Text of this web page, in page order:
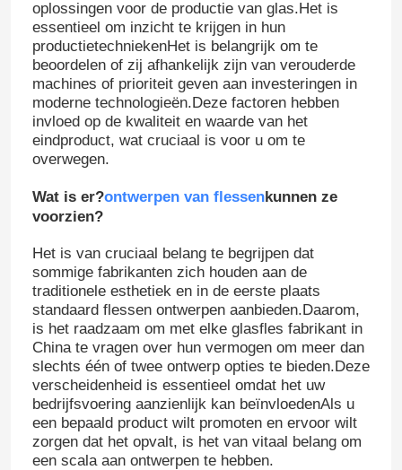
oplossingen voor de productie van glas.Het is
essentieel om inzicht te krijgen in hun
productietechniekenHet is belangrijk om te
beoordelen of zij afhankelijk zijn van verouderde
machines of prioriteit geven aan investeringen in
moderne technologieën.Deze factoren hebben
invloed op de kwaliteit en waarde van het
eindproduct, wat cruciaal is voor u om te
overwegen.
Wat is er?ontwerpen van flessenkunnen ze
voorzien?
Het is van cruciaal belang te begrijpen dat
sommige fabrikanten zich houden aan de
traditionele esthetiek en in de eerste plaats
standaard flessen ontwerpen aanbieden.Daarom,
is het raadzaam om met elke glasfles fabrikant in
China te vragen over hun vermogen om meer dan
slechts één of twee ontwerp opties te bieden.Deze
verscheidenheid is essentieel omdat het uw
bedrijfsvoering aanzienlijk kan beïnvloedenAls u
een bepaald product wilt promoten en ervoor wilt
zorgen dat het opvalt, is het van vitaal belang om
een scala aan ontwerpen te hebben.